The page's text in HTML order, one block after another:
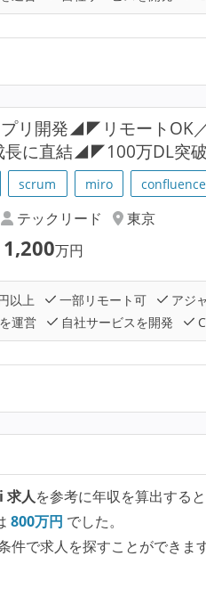
リ開発◢◤リモートOK
長に直結◢◤100万DL突
scrum miro confluence
テックリード
東京
1,200万円
以上 一部リモート可 アジ
運営
自社サービスを開発
求人を参考に年収を算出すると
800万円 でした。
件で求人を探すことができま